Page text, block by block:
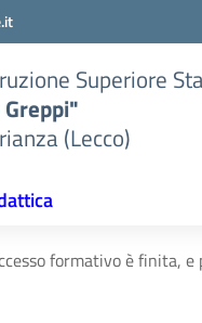
Superiore
(Lecco)
formativo è finita, e